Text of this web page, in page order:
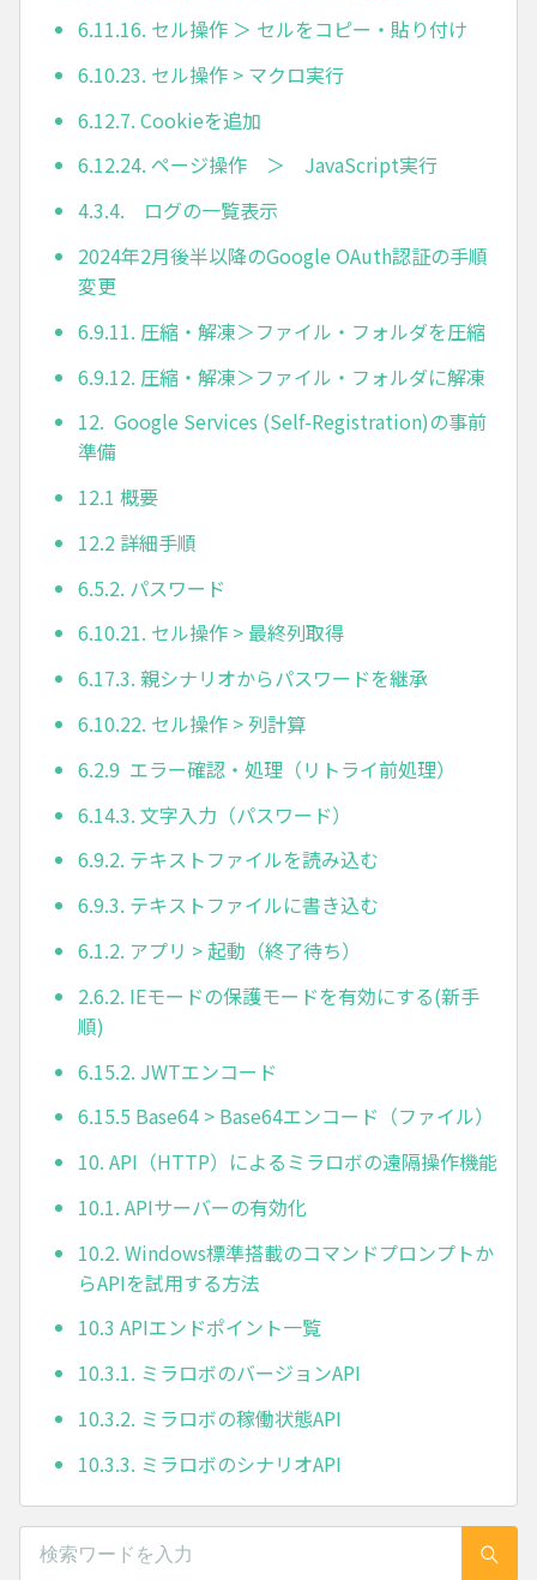
6.11.16. セル操作 ＞ セルをコピー・貼り付け
6.10.23. セル操作 > マクロ実行
6.12.7. Cookieを追加
6.12.24. ページ操作 ＞ JavaScript実行
4.3.4. ログの一覧表示
2024年2月後半以降のGoogle OAuth認証の手順
変更
6.9.11. 圧縮・解凍＞ファイル・フォルダを圧縮
6.9.12. 圧縮・解凍＞ファイル・フォルダに解凍
12. Google Services (Self-Registration)の事前
準備
12.1 概要
12.2 詳細手順
6.5.2. パスワード
6.10.21. セル操作 > 最終列取得
6.17.3. 親シナリオからパスワードを継承
6.10.22. セル操作 > 列計算
6.2.9 エラー確認・処理（リトライ前処理）
6.14.3. 文字入力（パスワード）
6.9.2. テキストファイルを読み込む
6.9.3. テキストファイルに書き込む
6.1.2. アプリ > 起動（終了待ち）
2.6.2. IEモードの保護モードを有効にする(新手
順)
6.15.2. JWTエンコード
6.15.5 Base64 > Base64エンコード（ファイル）
10. API（HTTP）によるミラロボの遠隔操作機能
10.1. APIサーバーの有効化
10.2. Windows標準搭載のコマンドプロンプトか
らAPIを試用する方法
10.3 APIエンドポイント一覧
10.3.1. ミラロボのバージョンAPI
10.3.2. ミラロボの稼働状態API
10.3.3. ミラロボのシナリオAPI